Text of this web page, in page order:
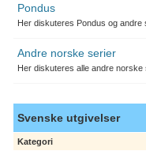
Pondus
Her diskuteres Pondus og
Andre norske serier
Her diskuteres alle andre
Svenske utgivelser
Kategori